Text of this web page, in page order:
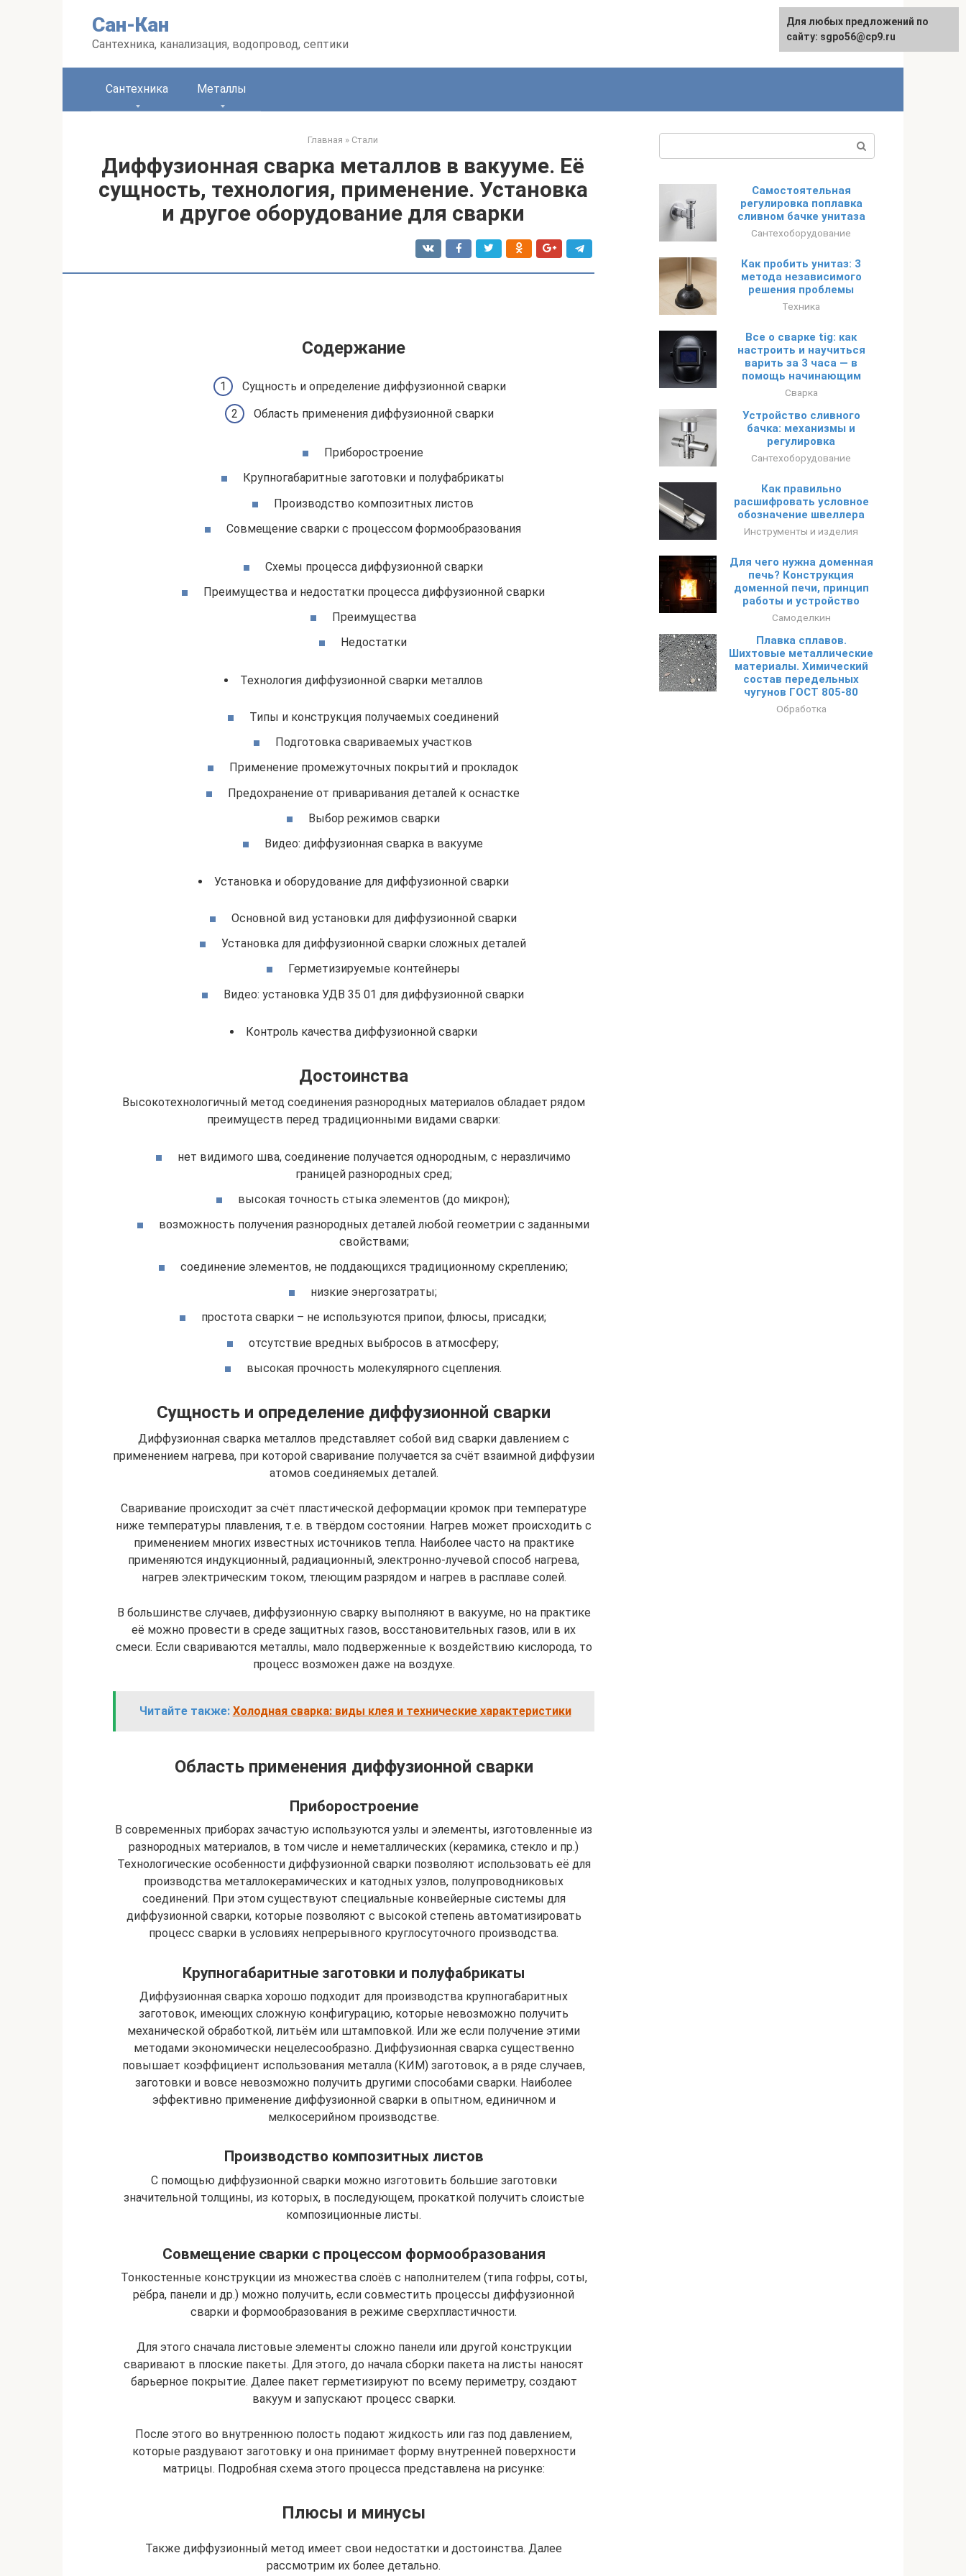
Сан-Кан
Сантехника, канализация, водопровод, септики
English
Сантехника Металлы
Главная » Стали
Диффузионная сварка металлов в вакууме. Её
сущность, технология, применение. Установка
и другое оборудование для сварки
Содержание
Сущность и определение диффузионной сварки
Область применения диффузионной сварки
Приборостроение
Крупногабаритные заготовки и полуфабрикаты
Производство композитных листов
Совмещение сварки с процессом формообразования
Схемы процесса диффузионной сварки
Преимущества и недостатки процесса диффузионной сварки
Преимущества
Недостатки
Технология диффузионной сварки металлов
Типы и конструкция получаемых соединений
Подготовка свариваемых участков
Применение промежуточных покрытий и прокладок
Предохранение от приваривания деталей к оснастке
Выбор режимов сварки
Видео: диффузионная сварка в вакууме
Установка и оборудование для диффузионной сварки
Основной вид установки для диффузионной сварки
Установка для диффузионной сварки сложных деталей
Герметизируемые контейнеры
Видео: установка УДВ 35 01 для диффузионной сварки
Контроль качества диффузионной сварки
Достоинства
Высокотехнологичный метод соединения разнородных материалов обладает рядом
преимуществ перед традиционными видами сварки:
нет видимого шва, соединение получается однородным, с неразличимо
границей разнородных сред;
высокая точность стыка элементов (до микрон);
возможность получения разнородных деталей любой геометрии с заданными
свойствами;
соединение элементов, не поддающихся традиционному скреплению;
низкие энергозатраты;
простота сварки – не используются припои, флюсы, присадки;
отсутствие вредных выбросов в атмосферу;
высокая прочность молекулярного сцепления.
Сущность и определение диффузионной сварки
Диффузионная сварка металлов представляет собой вид сварки давлением с
применением нагрева, при которой сваривание получается за счёт взаимной диффузии
атомов соединяемых деталей.
Сваривание происходит за счёт пластической деформации кромок при температуре
ниже температуры плавления, т.е. в твёрдом состоянии. Нагрев может происходить с
применением многих известных источников тепла. Наиболее часто на практике
применяются индукционный, радиационный, электронно-лучевой способ нагрева,
нагрев электрическим током, тлеющим разрядом и нагрев в расплаве солей.
В большинстве случаев, диффузионную сварку выполняют в вакууме, но на практике
её можно провести в среде защитных газов, восстановительных газов, или в их
смеси. Если свариваются металлы, мало подверженные к воздействию кислорода, то
процесс возможен даже на воздухе.
Читайте также: Холодная сварка: виды клея и технические характеристики
Область применения диффузионной сварки
Приборостроение
В современных приборах зачастую используются узлы и элементы, изготовленные из
разнородных материалов, в том числе и неметаллических (керамика, стекло и пр.)
Технологические особенности диффузионной сварки позволяют использовать её для
производства металлокерамических и катодных узлов, полупроводниковых
соединений. При этом существуют специальные конвейерные системы для
диффузионной сварки, которые позволяют с высокой степень автоматизировать
процесс сварки в условиях непрерывного круглосуточного производства.
Крупногабаритные заготовки и полуфабрикаты
Диффузионная сварка хорошо подходит для производства крупногабаритных
заготовок, имеющих сложную конфигурацию, которые невозможно получить
механической обработкой, литьём или штамповкой. Или же если получение этими
методами экономически нецелесообразно. Диффузионная сварка существенно
повышает коэффициент использования металла (КИМ) заготовок, а в ряде случаев,
заготовки и вовсе невозможно получить другими способами сварки. Наиболее
эффективно применение диффузионной сварки в опытном, единичном и
мелкосерийном производстве.
Производство композитных листов
С помощью диффузионной сварки можно изготовить большие заготовки
значительной толщины, из которых, в последующем, прокаткой получить слоистые
композиционные листы.
Совмещение сварки с процессом формообразования
Тонкостенные конструкции из множества слоёв с наполнителем (типа гофры, соты,
рёбра, панели и др.) можно получить, если совместить процессы диффузионной
сварки и формообразования в режиме сверхпластичности.
Для этого сначала листовые элементы сложно панели или другой конструкции
сваривают в плоские пакеты. Для этого, до начала сборки пакета на листы наносят
барьерное покрытие. Далее пакет герметизируют по всему периметру, создают
вакуум и запускают процесс сварки.
После этого во внутреннюю полость подают жидкость или газ под давлением,
которые раздувают заготовку и она принимает форму внутренней поверхности
матрицы. Подробная схема этого процесса представлена на рисунке:
Плюсы и минусы
Также диффузионный метод имеет свои недостатки и достоинства. Далее
рассмотрим их более детально.
Самостоятельная
регулировка поплавка
сливном бачке унитаза
Сантехоборудование
Как пробить унитаз: 3
метода независимого
решения проблемы
Техника
Все о сварке tig: как
настроить и научиться
варить за 3 часа — в
помощь начинающим
Сварка
Устройство сливного
бачка: механизмы и
регулировка
Сантехоборудование
Как правильно
расшифровать условное
обозначение швеллера
Инструменты и изделия
Для чего нужна доменная
печь? Конструкция
доменной печи, принцип
работы и устройство
Самоделкин
Плавка сплавов.
Шихтовые металлические
материалы. Химический
состав передельных
чугунов ГОСТ 805-80
Обработка
Для любых предложений по
сайту: sgpo56@cp9.ru